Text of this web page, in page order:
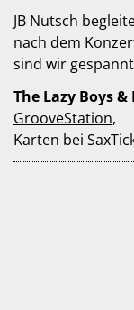
JB Nutsch
nach dem
sind wir
The Lazy Boys &
GrooveStation,
Karten bei